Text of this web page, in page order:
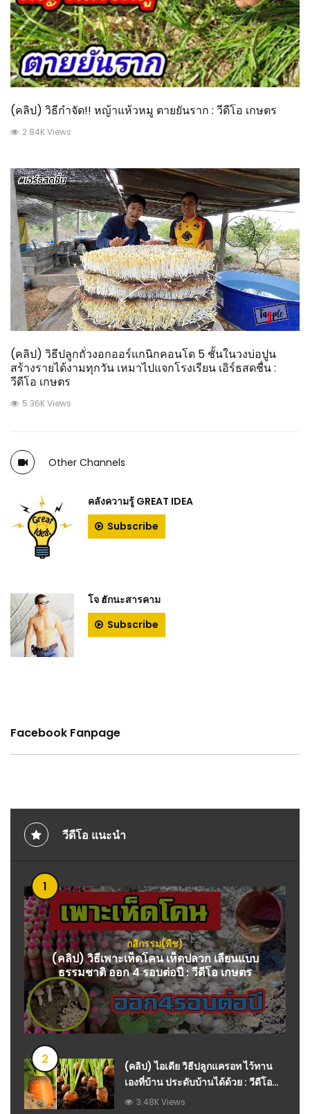
(คลิป) วิธีกำจัด!! หญ้าแห้วหมู ตายยันราก : วีดีโอ เกษตร
2.84K Views
(คลิป) วิธีปลูกถั่วงอกออร์แกนิกคอนโด 5 ชั้นในวงบ่อปูน
สร้างรายได้งามทุกวัน เหมาไปแจกโรงเรียน เอิร์ธสดชื่น :
วีดีโอ เกษตร
5.36K Views
Other Channels
คลังความรู้ GREAT IDEA
Subscribe
โจ ฮักนะสารคาม
Subscribe
Facebook Fanpage
วีดีโอ แนะนำ
1
กสิกรรม(พืช)
(คลิป) วิธีเพาะเห็ดโคน เห็ดปลวก เลียนแบบ
ธรรมชาติ ออก 4 รอบต่อปี : วีดีโอ เกษตร
2
(คลิป) ไอเดีย วิธีปลูกแครอท ไว้ทาน
เองที่บ้าน ประดับบ้านได้ด้วย : วีดีโอ
เกษตร
3.48K Views